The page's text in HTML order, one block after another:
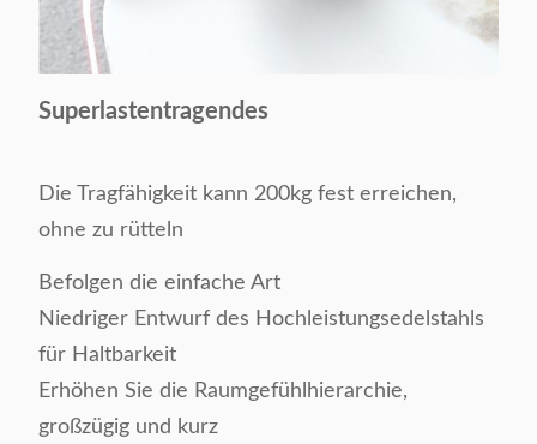
Superlastentragendes
Die Tragfähigkeit kann 200kg fest erreichen,
ohne zu rütteln
Befolgen die einfache Art
Niedriger Entwurf des Hochleistungsedelstahls
für Haltbarkeit
Erhöhen Sie die Raumgefühlhierarchie,
großzügig und kurz